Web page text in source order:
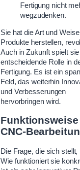
Fertigung nicht
wegzudenken.
Sie hat die Art und
Produkte herstellen,
Auch in Zukunft spielt
entscheidende Rolle in
Fertigung. Es ist ein
Feld, das weiterhin
und Verbesserungen
hervorbringen wird.
CNC-
Die Frage, die sich stellt,
Wie funktioniert sie